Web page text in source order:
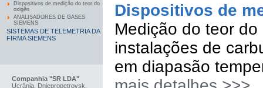
Dispositivos de medição do teor do
oxigên
ANALISADORES DE GASES
SIEMENS
SISTEMAS DE TELEMETRIA DA
FIRMA SIEMENS
Companhia "SR LDA"
Ucrânia, Dniepropetrovsk,
Dispositivos de
Medição do teor
instalações de
em diapasão